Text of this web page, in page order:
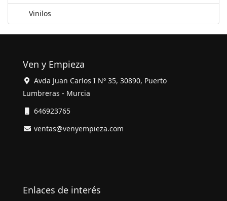
Vinilos
Ven y Empieza
Avda Juan Carlos I Nº 35, 30890, Puerto
Lumbreras - Murcia
646923765
ventas@venyempieza.com
Enlaces de interés